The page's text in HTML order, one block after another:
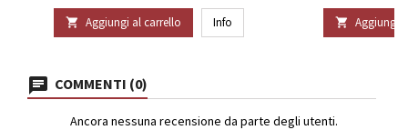
 Aggiungi al carrello Info  Aggiungi
COMMENTI (0)
Ancora nessuna recensione da parte degli utenti.